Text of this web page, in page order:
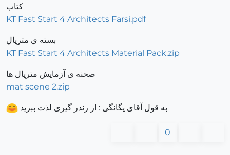
کتاب
KT Fast Start 4 Architects Farsi.pdf
بسته ی متریال
KT Fast Start 4 Architects Material Pack.zip
صحنه ی آزمایش متریال ها
mat scene 2.zip
به قول آقای یگانگی : از رندر گیری لذت ببرید
0